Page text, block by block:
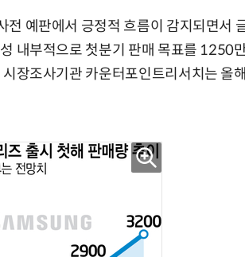
예판에서 긍정적 흐름이 감지되면서
내부적으로 첫분기 판매 목표를 1250
장조사기관 카운터포인트리서치는 올